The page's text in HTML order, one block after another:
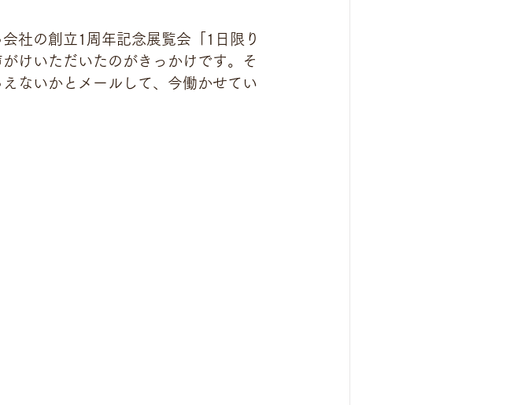
社の創立1周年記念展覧会「1日限り
けいただいたのがきっかけです。そ
ないかとメールして、今働かせてい